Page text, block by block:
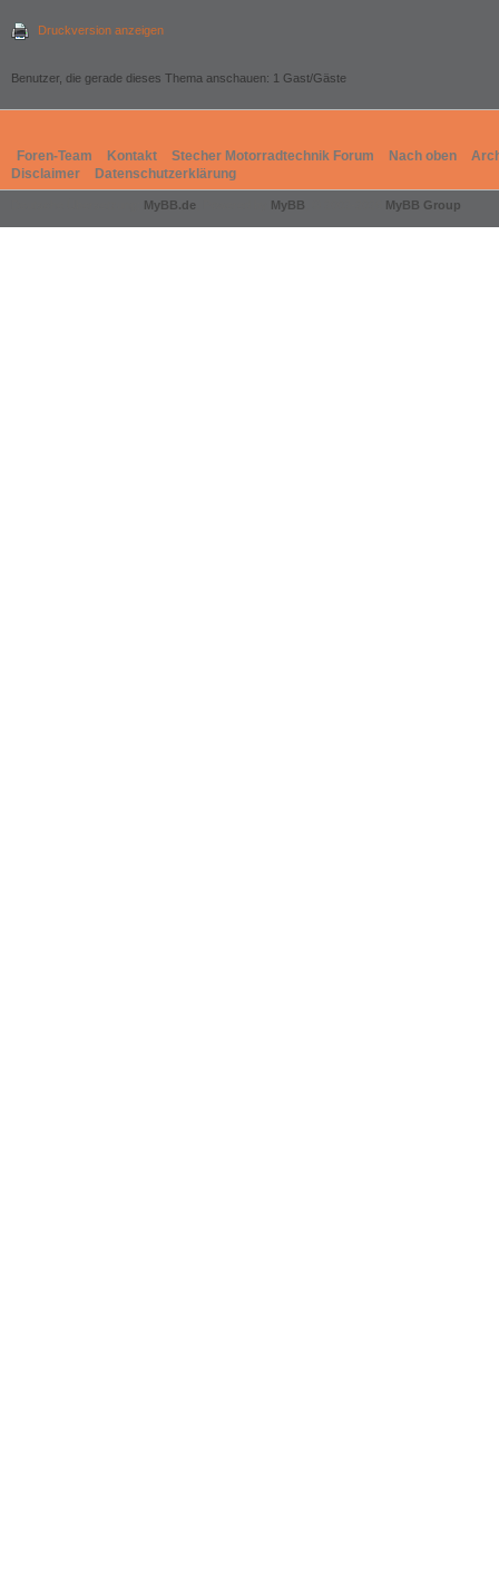
Druckversion anzeigen
Benutzer, die gerade dieses Thema anschauen: 1 Gast/Gäste
Foren-Team Kontakt Stecher Motorradtechnik Forum Nach oben
Disclaimer
Datenschutzerklärung
MyBB.de MyBB MyBB Group